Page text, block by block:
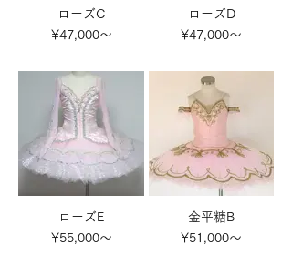
ローズC
¥47,000～
ローズD
¥47,000～
ローズE
¥55,000～
金平糖B
¥51,000～